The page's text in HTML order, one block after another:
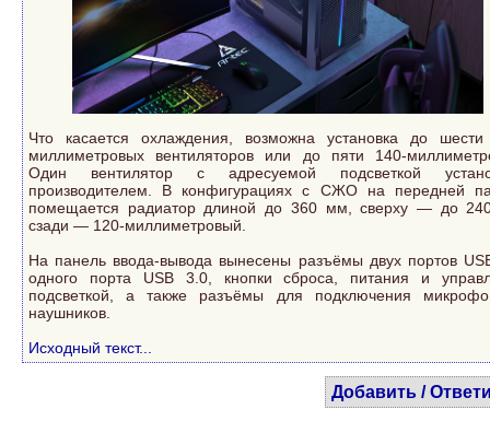
Что касается охлаждения, возможна установка до
миллиметровых вентиляторов или до пяти 140-
Один вентилятор с адресуемой подсветкой
производителем. В конфигурациях с СЖО на передней
помещается радиатор длиной до 360 мм, сверху — до
сзади — 120-миллиметровый.
На панель ввода-вывода вынесены разъёмы двух портов
одного порта USB 3.0, кнопки сброса, питания и
подсветкой, а также разъёмы для подключения
наушников.
Исходный текст...
Добавить /